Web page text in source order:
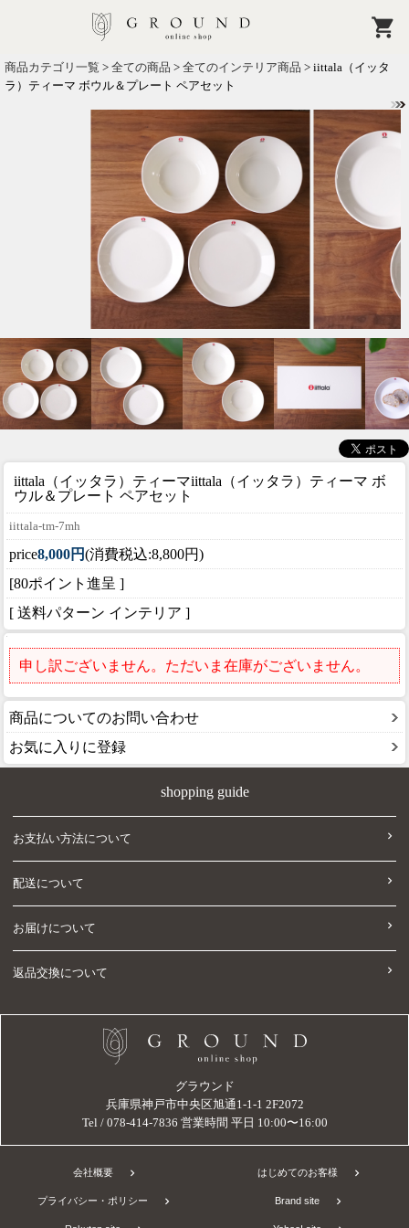
商品カテゴリ一覧 > 全ての商品 > 全てのインテリア商品 > iittala（イッタ
ラ）ティーマ ボウル＆プレート ペアセット
iittala（イッタラ）ティーマiittala（イッタラ）ティーマ ボ
ウル＆プレート ペアセット
iittala-tm-7mh
price8,000円(消費税込:8,800円)
[80ポイント進呈 ]
[ 送料パターン インテリア ]
申し訳ございません。ただいま在庫がございません。
商品についてのお問い合わせ
お気に入りに登録
shopping guide
お支払い方法について
配送について
お届けについて
返品交換について
グラウンド
兵庫県神戸市中央区旭通1-1-1 2F2072
Tel / 078-414-7836 営業時間 平日 10:00〜16:00
会社概要 はじめてのお客様
プライバシー・ポリシー Brand site